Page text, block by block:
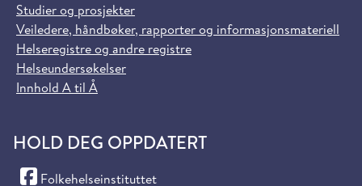
Studier og prosjekter
Veiledere, håndbøker, rapporter og informasjonsmateriell
Helseregistre og andre registre
Helseundersøkelser
Innhold A til Å
HOLD DEG OPPDATERT
Folkehelseinstituttet
(Facebook)